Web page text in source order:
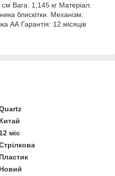
Вага: 1,145 кг Матеріал:
блискітки. Механізм:
АА Гарантія: 12 місяців
Китай
12 міс
Пластик
Новий